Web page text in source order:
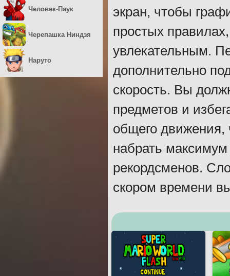
экран, чтобы
простых
увлекательным.
дополнительно
скорость. Вы
предметов и
общего движения,
набрать максимум
рекордсменов.
скором времени
Человек-Паук
Черепашка Ниндзя
Наруто